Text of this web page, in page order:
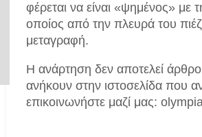
φέρεται να είναι «ψημένος» με
οποίος από την πλευρά του
μεταγραφή.
Η ανάρτηση δεν αποτελεί
ανήκουν στην ιστοσελίδα που
επικοινωνήστε μαζί μας: